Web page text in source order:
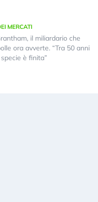
MERCATI
il miliardario che
ora avverte. “Tra 50 anni
è finita”